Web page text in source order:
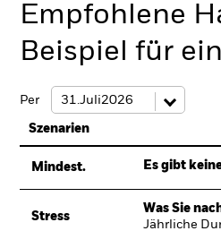
Empfohlene
Beispiel für
Per
Szenarien
Mindest. Es gibt
Stress
Was Sie
Jährliche